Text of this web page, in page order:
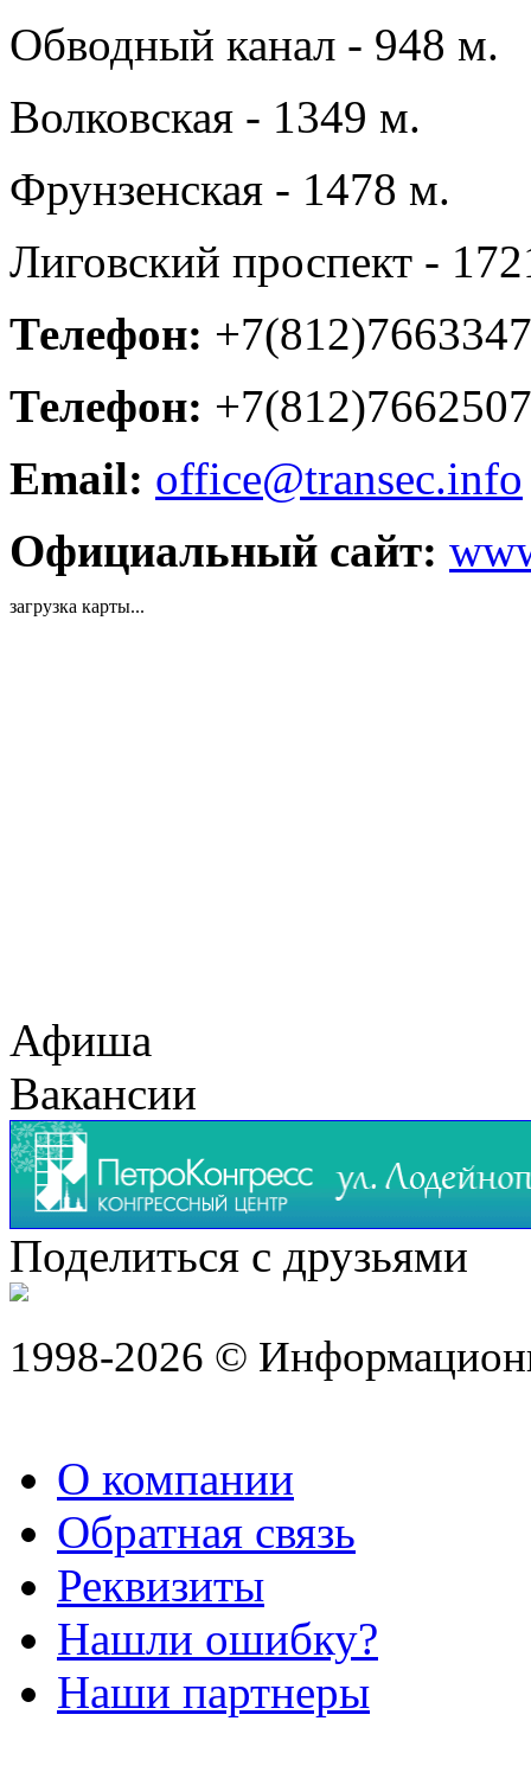
Обводный канал - 948 м.
Волковская - 1349 м.
Фрунзенская - 1478 м.
Лиговский проспект -
Телефон: +7(812)7663347
Телефон: +7(812)7662507
Email: office@transec.info
Официальный сайт:
загрузка карты...
Афиша
Вакансии
Поделиться с друзьями
1998-2026 ©
О компании
Обратная связь
Реквизиты
Нашли ошибку?
Наши партнеры